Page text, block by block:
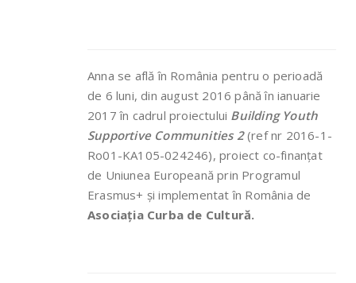
Anna se află în România pentru o perioadă
de 6 luni, din august 2016 până în ianuarie
2017 în cadrul proiectului Building Youth
Supportive Communities 2(ref nr 2016-1-
Ro01-KA105-024246), proiect co-finanțat
de Uniunea Europeană prin Programul
Erasmus+ și implementat în România de
Asociația Curba de Cultură.